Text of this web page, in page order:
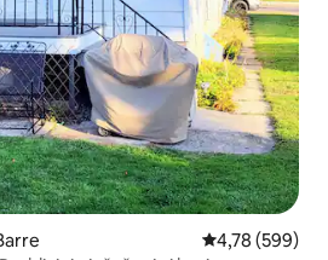
Prosječna
4,78 (599)